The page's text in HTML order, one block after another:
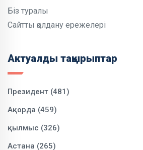
Біз туралы
Сайтты қолдану ережелері
Актуалды тақырыптар
Президент (481)
Ақорда (459)
қылмыс (326)
Астана (265)